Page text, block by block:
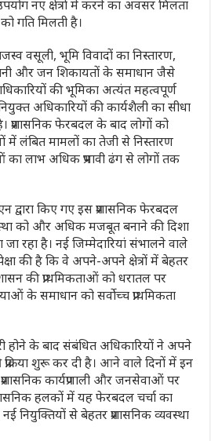
नए क्षेत्रों में करने का अवसर मिलता
गति मिलती है।
वसूली, भूमि विवादों का निस्तारण,
और जन शिकायतों के समाधान जैसे
की भूमिका अत्यंत महत्वपूर्ण
अधिकारियों की कार्यशैली का सीधा
प्रशासनिक फेरबदल के बाद लोगों को
में लंबित मामलों का तेजी से निस्तारण
लाभ अधिक प्रभावी ढंग से लोगों तक
द्वारा किए गए इस प्रशासनिक फेरबदल
को और अधिक मजबूत बनाने की दिशा
रहा है। नई जिम्मेदारियां संभालने वाले
की है कि वे अपने-अपने क्षेत्रों में बेहतर
की प्राथमिकताओं को धरातल पर
के समाधान को सर्वोच्च प्राथमिकता
के बाद संबंधित अधिकारियों ने अपने
शुरू कर दी है। आने वाले दिनों में इन
कार्यप्रणाली और जनसेवाओं पर
हलकों में यह फेरबदल चर्चा का
नियुक्तियों से बेहतर प्रशासनिक व्यवस्था